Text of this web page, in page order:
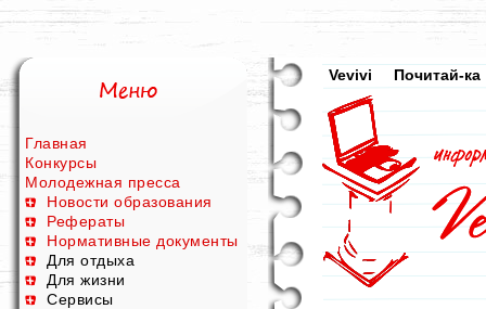
Главная
Конкурсы
Молодежная пресса
Новости образования
Рефераты
Нормативные документы
Для отдыха
Для жизни
Сервисы
Vevivi Почитай-ка